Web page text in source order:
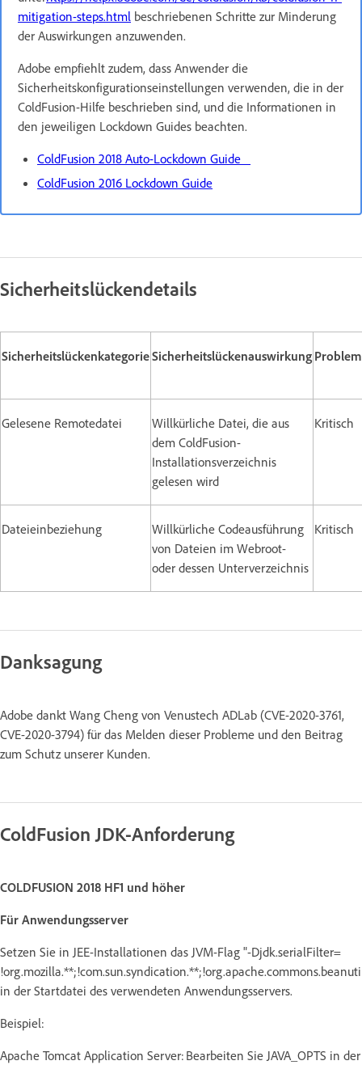
mitigation-steps.html beschriebenen Schritte zur Minderung
der Auswirkungen anzuwenden.
Adobe empfiehlt zudem, dass Anwender die
Sicherheitskonfigurationseinstellungen verwenden, die in der
ColdFusion-Hilfe beschrieben sind, und die Informationen in
den jeweiligen Lockdown Guides beachten.
ColdFusion 2018 Auto-Lockdown Guide
ColdFusion 2016 Lockdown Guide
Sicherheitslückendetails
SicherheitslückenkategorieSicherheitslückenauswirkung
Gelesene Remotedatei
Willkürliche Datei, die aus
dem ColdFusion-
Installationsverzeichnis
gelesen wird
Kritisch
Dateieinbeziehung
Willkürliche Codeausführung
von Dateien im Webroot-
oder dessen Unterverzeichnis
Kritisch
Danksagung
Adobe dankt Wang Cheng von Venustech ADLab (CVE-2020-3761,
CVE-2020-3794) für das Melden dieser Probleme und den Beitrag
zum Schutz unserer Kunden.
ColdFusion JDK-Anforderung
COLDFUSION 2018 HF1 und höher
Für Anwendungsserver
Setzen Sie in JEE-Installationen das JVM-Flag "-Djdk.serialFilter=
in der Startdatei des verwendeten Anwendungsservers.
Beispiel:
Apache Tomcat Application Server: Bearbeiten Sie JAVA_OPTS in der